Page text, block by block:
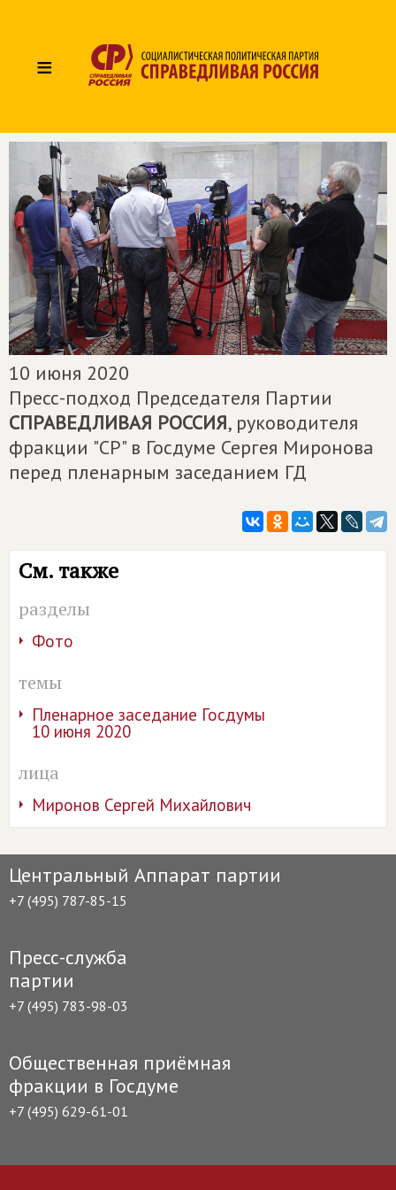
≡
10 июня 2020
Пресс-подход Председателя Партии
СПРАВЕДЛИВАЯ РОССИЯ, руководителя
фракции "СР" в Госдуме Сергея Миронова
перед пленарным заседанием ГД
См. также
разделы
Фото
темы
Пленарное заседание Госдумы
10 июня 2020
лица
Миронов Сергей Михайлович
Центральный Аппарат партии
+7 (495) 787-85-15
Пресс-служба
партии
+7 (495) 783-98-03
Общественная приёмная
фракции в Госдуме
+7 (495) 629-61-01